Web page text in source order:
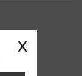
x